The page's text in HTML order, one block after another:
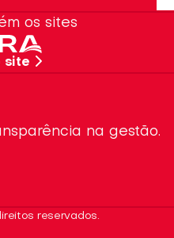
os sites
site
na gestão.
reservados.